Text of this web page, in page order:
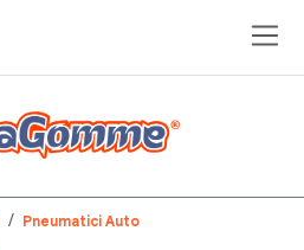
Pneumatici Auto